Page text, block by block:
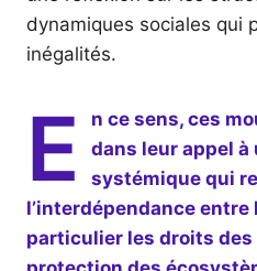
dynamiques sociales qui
inégalités.
E
n ce sens, ces
dans leur appel
systémique qui
l’interdépendance
particulier les droits des